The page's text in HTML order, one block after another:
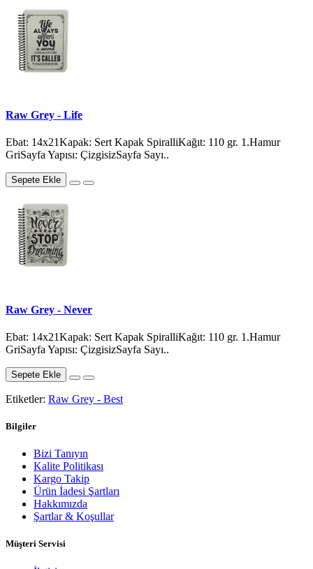
Raw Grey - Life
Ebat: 14x21Kapak: Sert Kapak SpiralliKağıt: 110 gr. 1.Hamur
GriSayfa Yapısı: ÇizgisizSayfa Sayı..
Sepete Ekle
Raw Grey - Never
Ebat: 14x21Kapak: Sert Kapak SpiralliKağıt: 110 gr. 1.Hamur
GriSayfa Yapısı: ÇizgisizSayfa Sayı..
Sepete Ekle
Etiketler: Raw Grey - Best
Bilgiler
Bizi Tanıyın
Kalite Politikası
Kargo Takip
Ürün İadesi Şartları
Hakkımızda
Şartlar & Koşullar
Müşteri Servisi